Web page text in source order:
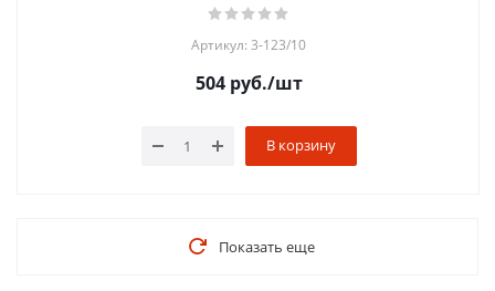
Артикул: 3-123/10
504руб./шт
В корзину
Показать еще